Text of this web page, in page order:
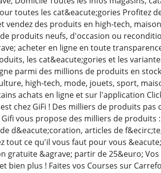
toutes les cat&eacute;gories Profitez
vendez des produits en high-tech,
produits neufs, d'occasion ou
acheter en ligne en toute
les cat&eacute;gories et les
parmi des millions de produits en
high-tech, mode, jouets, sport,
achats en ligne et sur l'application
chez GiFi ! Des milliers de produits
vous propose des milliers de produits
d&eacute;coration, articles de
tout ce qu'il vous faut pour vous
gratuite &agrave; partir de 25&euro;
bien plus ! Faites vos Courses sur